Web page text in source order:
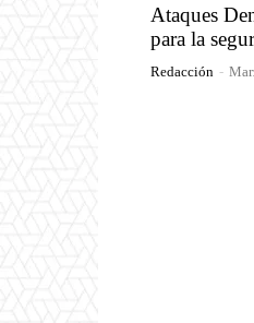
Ataques
para la
Redacción -